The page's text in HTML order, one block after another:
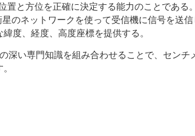
置と方位を正確に決定する能力のことである。
のネットワークを使って受信機に信号を送信
度、経度、高度座標を提供する。
深い専門知識を組み合わせることで、センチ